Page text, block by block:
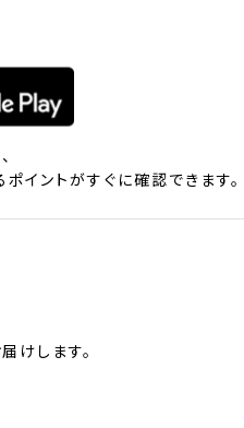
イントがすぐに確認できます。
けします。